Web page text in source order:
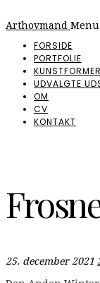
Arthovmand Menu
FORSIDE
PORTFOLIE
KUNSTFORMER
UDVALGTE
OM
CV
KONTAKT
25. december 2021